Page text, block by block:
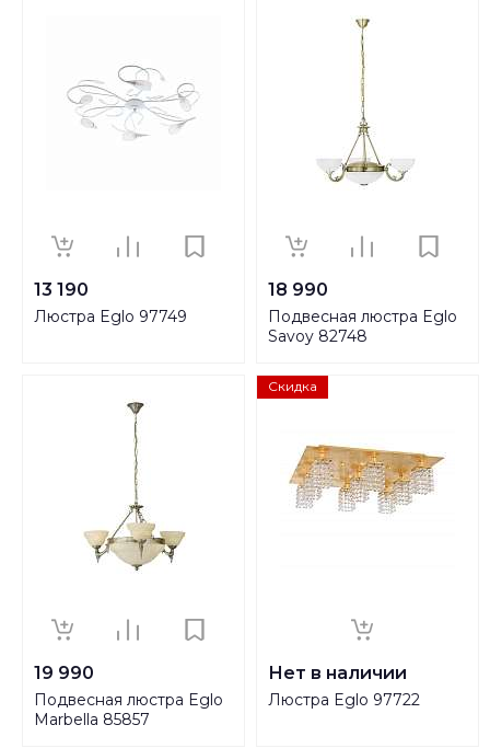
13 190
Люстра Eglo 97749
18 990
Подвесная люстра Eglo
Savoy 82748
19 990
Подвесная люстра Eglo
Marbella 85857
Скидка
Нет в наличии
Люстра Eglo 97722